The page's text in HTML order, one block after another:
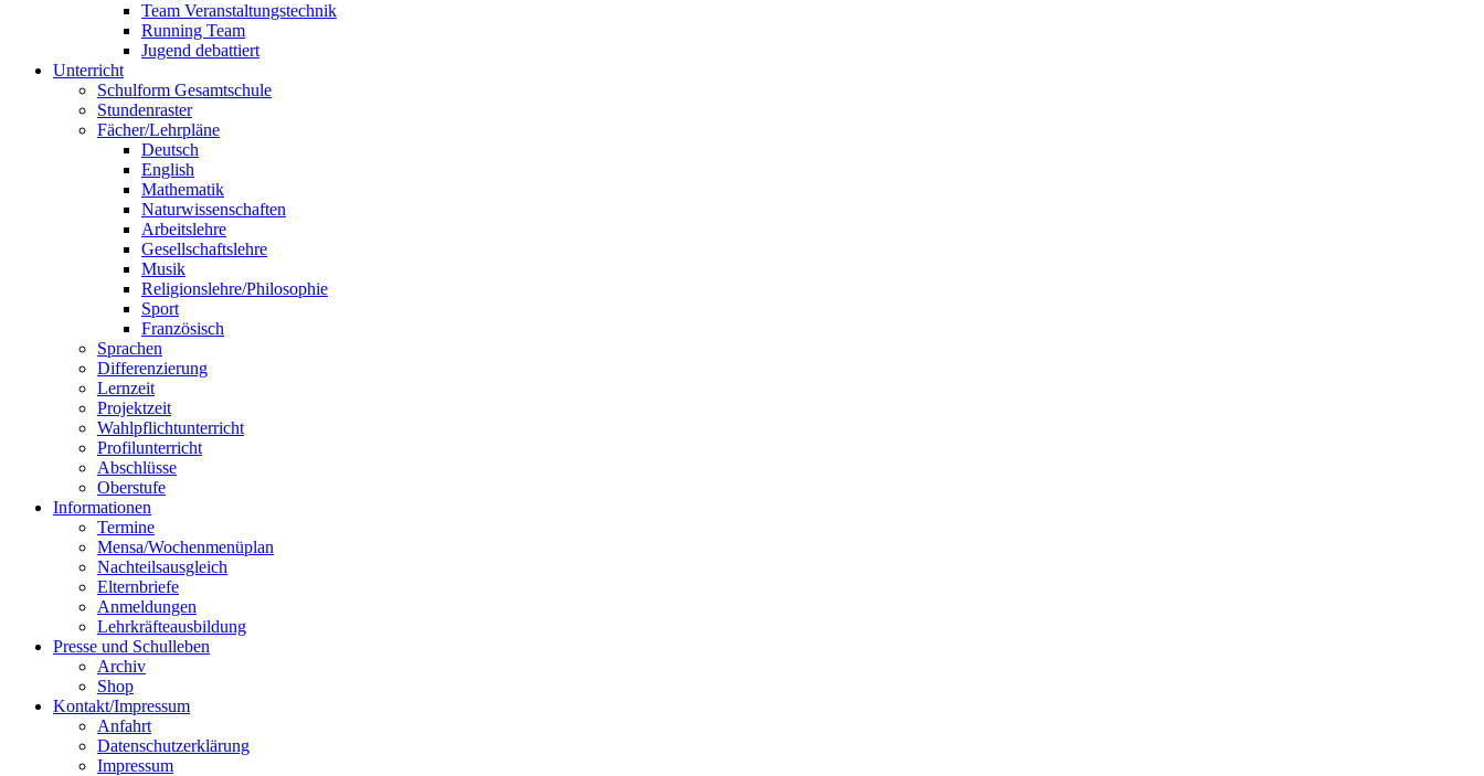
Team Veranstaltungstechnik
Running Team
Jugend debattiert
Unterricht
Schulform Gesamtschule
Stundenraster
Fächer/Lehrpläne
Deutsch
English
Mathematik
Naturwissenschaften
Arbeitslehre
Gesellschaftslehre
Musik
Religionslehre/Philosophie
Sport
Französisch
Sprachen
Differenzierung
Lernzeit
Projektzeit
Wahlpflichtunterricht
Profilunterricht
Abschlüsse
Oberstufe
Informationen
Termine
Mensa/Wochenmenüplan
Nachteilsausgleich
Elternbriefe
Anmeldungen
Lehrkräfteausbildung
Presse und Schulleben
Archiv
Shop
Kontakt/Impressum
Anfahrt
Datenschutzerklärung
Impressum